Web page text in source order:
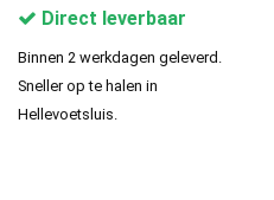
Direct leverbaar
Binnen 2 werkdagen geleverd.
Sneller op te halen in
Hellevoetsluis.